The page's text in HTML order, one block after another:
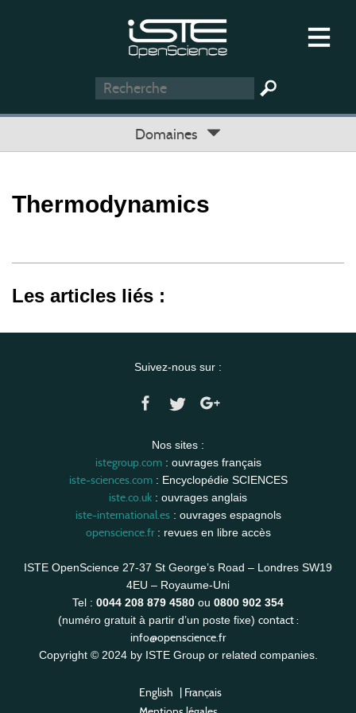
Domaines
Thermodynamics
Les articles liés :
Suivez-nous sur :
Nos sites :
istegroup.com: ouvrages français
iste-sciences.com: Encyclopédie SCIENCES
iste.co.uk : ouvrages anglais
iste-international.es: ouvrages espagnols
openscience.fr: revues en libre accès
ISTE OpenScience 27-37 St George’s Road – Londres SW19
4EU – Royaume-Uni
Tel : 0044 208 879 4580 ou 0800 902 354
(numéro gratuit à partir d’un poste fixe) contact :
info@openscience.fr
Copyright © 2024 by ISTE Group or related companies.
English | Français